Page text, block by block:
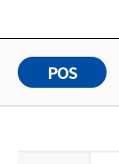
POS